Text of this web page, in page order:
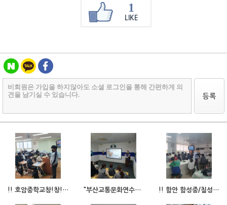
1
LIKE
!! 호암중학교창!창!한청소년진로교육프로그램 !! "부산교통문화연수원스피치교육" !! 함안 함성중/칠성중학교창!창!한청소년진로교육프로그램 !!